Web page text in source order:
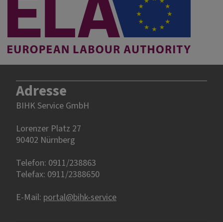
Adresse
BIHK Service GmbH
Lorenzer Platz 27
90402 Nürnberg‎‎
Telefon: 0911/238863
Telefax: 0911/2388650
E-Mail: portal@bihk-service